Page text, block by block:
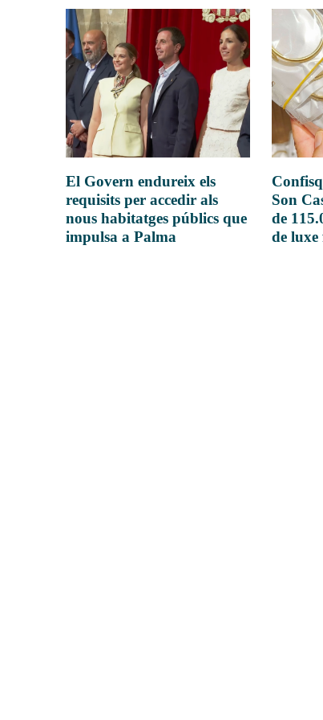
El Govern endureix els
requisits per accedir als
nous habitatges públics que
impulsa a Palma
Son
de
de luxe